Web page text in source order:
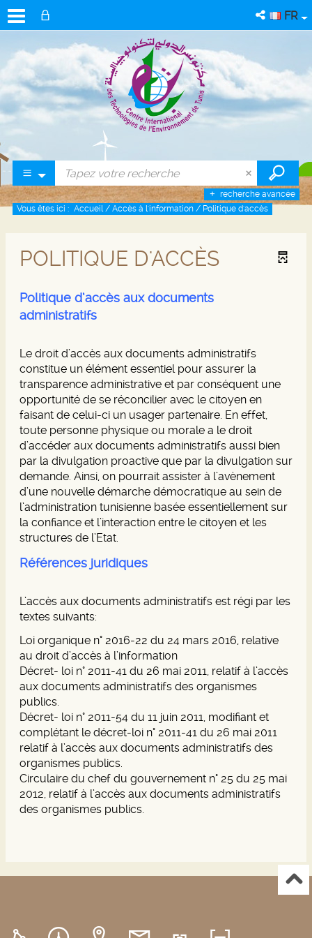
FR
recherche avancée
Vous êtes ici : Accueil / Accès à l'information / Politique d'accès
POLITIQUE D'ACCÈS
Politique d’accès aux documents
administratifs
Le droit d’accès aux documents administratifs
constitue un élément essentiel pour assurer la
transparence administrative et par conséquent une
opportunité de se réconcilier avec le citoyen en
faisant de celui-ci un usager partenaire. En effet,
toute personne physique ou morale a le droit
d’accéder aux documents administratifs aussi bien
par la divulgation proactive que par la divulgation sur
demande. Ainsi, on pourrait assister à l’avènement
d’une nouvelle démarche démocratique au sein de
l’administration tunisienne basée essentiellement sur
la confiance et l’interaction entre le citoyen et les
structures de l’Etat.
Références juridiques
L’accès aux documents administratifs est régi par les
textes suivants:
Loi organique n° 2016-22 du 24 mars 2016, relative
au droit d’accès à l’information
Décret- loi n° 2011-41 du 26 mai 2011, relatif à l’accès
aux documents administratifs des organismes
publics.
Décret- loi n° 2011-54 du 11 juin 2011, modifiant et
complétant le décret-loi n° 2011-41 du 26 mai 2011
relatif à l’accès aux documents administratifs des
organismes publics.
Circulaire du chef du gouvernement n° 25 du 25 mai
2012, relatif à l’accès aux documents administratifs
des organismes publics.